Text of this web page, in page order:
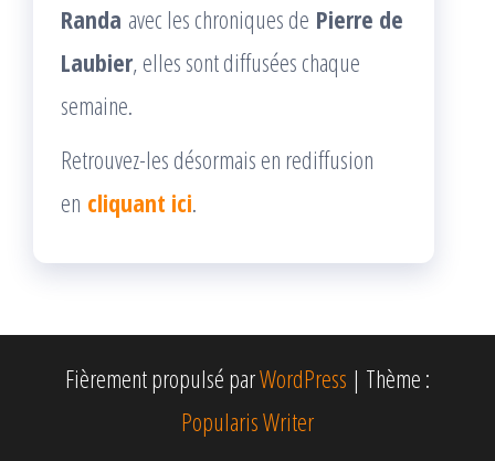
Randa avec les chroniques de Pierre de
Laubier, elles sont diffusées chaque
semaine.
Retrouvez-les désormais en rediffusion
en cliquant ici.
Fièrement propulsé parWordPress | Thème :
Popularis Writer